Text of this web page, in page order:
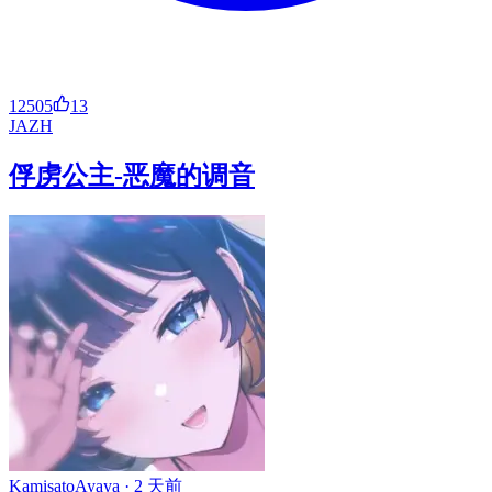
12505
13
JAZH
俘虏公主-恶魔的调音
KamisatoAyaya · 2 天前